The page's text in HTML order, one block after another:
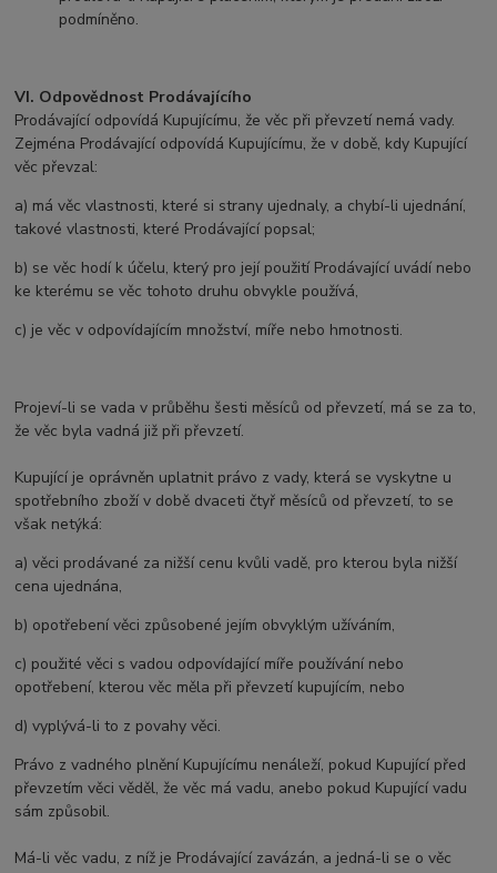
podmíněno.
VI. Odpovědnost Prodávajícího
Prodávající odpovídá Kupujícímu, že věc při převzetí nemá vady.
Zejména Prodávající odpovídá Kupujícímu, že v době, kdy Kupující
věc převzal:
a) má věc vlastnosti, které si strany ujednaly, a chybí-li ujednání,
takové vlastnosti, které Prodávající popsal;
b) se věc hodí k účelu, který pro její použití Prodávající uvádí nebo
ke kterému se věc tohoto druhu obvykle používá,
c) je věc v odpovídajícím množství, míře nebo hmotnosti.
Projeví-li se vada v průběhu šesti měsíců od převzetí, má se za to,
že věc byla vadná již při převzetí.
Kupující je oprávněn uplatnit právo z vady, která se vyskytne u
spotřebního zboží v době dvaceti čtyř měsíců od převzetí, to se
však netýká:
a) věci prodávané za nižší cenu kvůli vadě, pro kterou byla nižší
cena ujednána,
b) opotřebení věci způsobené jejím obvyklým užíváním,
c) použité věci s vadou odpovídající míře používání nebo
opotřebení, kterou věc měla při převzetí kupujícím, nebo
d) vyplývá-li to z povahy věci.
Právo z vadného plnění Kupujícímu nenáleží, pokud Kupující před
převzetím věci věděl, že věc má vadu, anebo pokud Kupující vadu
sám způsobil.
Má-li věc vadu, z níž je Prodávající zavázán, a jedná-li se o věc